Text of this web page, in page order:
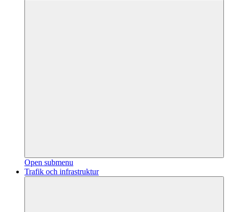
Open submenu
Trafik och infrastruktur